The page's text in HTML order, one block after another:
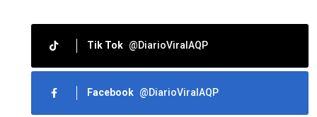
Tik Tok @DiarioViralAQP
Facebook @DiarioViralAQP